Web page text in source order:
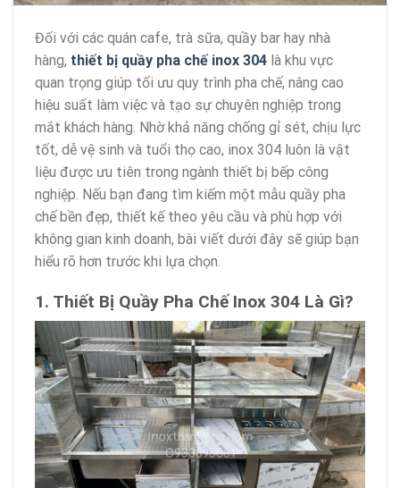
Đối với các quán cafe, trà sữa, quầy bar hay nhà
hàng, thiết bị quầy pha chế inox 304 là khu vực
quan trọng giúp tối ưu quy trình pha chế, nâng cao
hiệu suất làm việc và tạo sự chuyên nghiệp trong
mắt khách hàng. Nhờ khả năng chống gỉ sét, chịu lực
tốt, dễ vệ sinh và tuổi thọ cao, inox 304 luôn là vật
liệu được ưu tiên trong ngành thiết bị bếp công
nghiệp. Nếu bạn đang tìm kiếm một mẫu quầy pha
chế bền đẹp, thiết kế theo yêu cầu và phù hợp với
không gian kinh doanh, bài viết dưới đây sẽ giúp bạn
hiểu rõ hơn trước khi lựa chọn.
1. Thiết Bị Quầy Pha Chế Inox 304 Là Gì?